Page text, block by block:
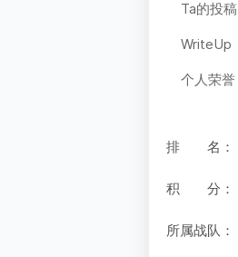
Ta的投稿
WriteUp
个人荣誉
排 名：
积 分：
所属战队：